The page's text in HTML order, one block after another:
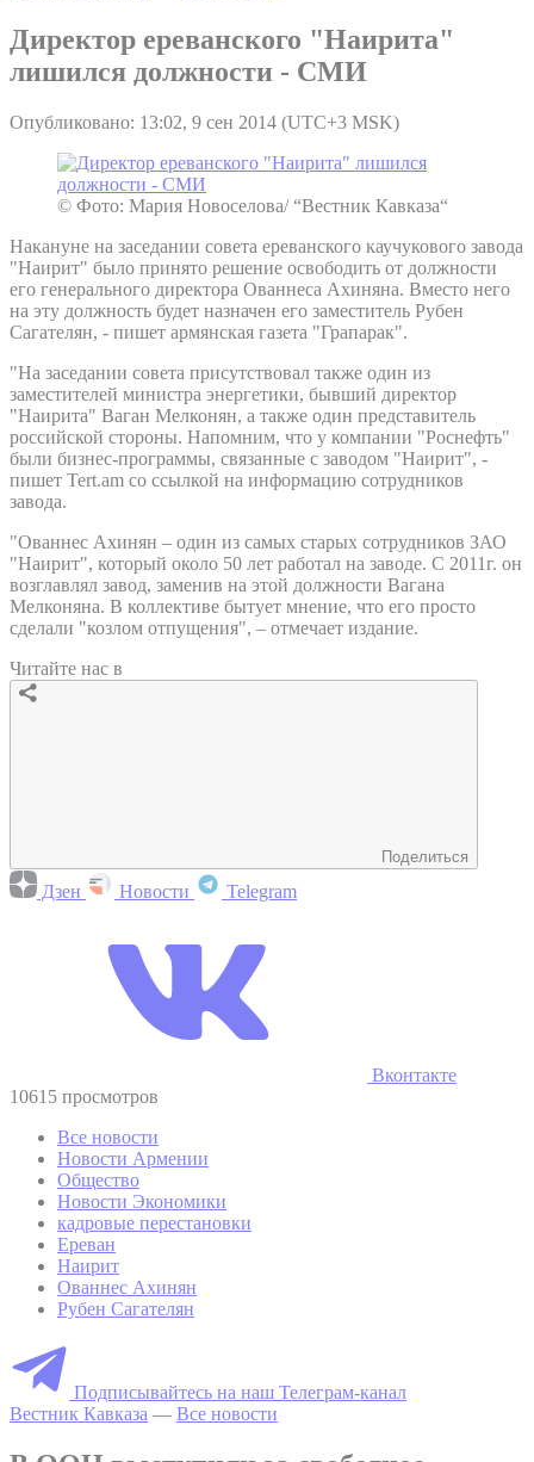
Директор ереванского "Наирита"
лишился должности - СМИ
Опубликовано: 13:02, 9 сен 2014 (UTC+3 MSK)
© Фото: Мария Новоселова/ “Вестник Кавказа“
Накануне на заседании совета ереванского каучукового завода
"Наирит" было принято решение освободить от должности
его генерального директора Ованнеса Ахиняна. Вместо него
на эту должность будет назначен его заместитель Рубен
Сагателян, - пишет армянская газета "Грапарак".
"На заседании совета присутствовал также один из
заместителей министра энергетики, бывший директор
"Наирита" Ваган Мелконян, а также один представитель
российской стороны. Напомним, что у компании "Роснефть"
были бизнес-программы, связанные с заводом "Наирит", -
пишет Tert.am со ссылкой на информацию сотрудников
завода.
"Ованнес Ахинян – один из самых старых сотрудников ЗАО
"Наирит", который около 50 лет работал на заводе. С 2011г. он
возглавлял завод, заменив на этой должности Вагана
Мелконяна. В коллективе бытует мнение, что его просто
сделали "козлом отпущения", – отмечает издание.
Читайте нас в
Поделиться
Дзен Новости Telegram
Вконтакте
10615 просмотров
Все новости
Новости Армении
Общество
Новости Экономики
кадровые перестановки
Ереван
Наирит
Ованнес Ахинян
Рубен Сагателян
Подписывайтесь на наш Телеграм-канал
Вестник Кавказа — Все новости